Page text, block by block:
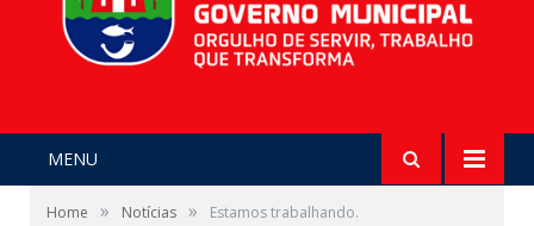
MENU
Home » Notícias » Estamos trabalhando.